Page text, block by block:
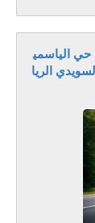
الياسمي
الريا